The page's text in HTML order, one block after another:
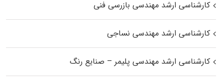
کارشناسی ارشد مهندسی بازرسی فنی
کارشناسی ارشد مهندسی نساجی
کارشناسی ارشد مهندسی پلیمر – صنایع رنگ